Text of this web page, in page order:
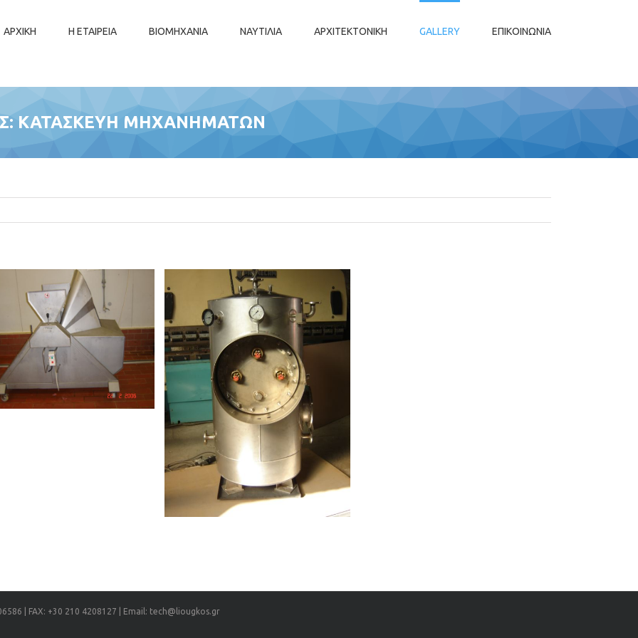
ΑΡΧΙΚΗ Η ΕΤΑΙΡΕΙΑ ΒΙΟΜΗΧΑΝΙΑ ΝΑΥΤΙΛΙΑ ΑΡΧΙΤΕΚΤΟΝΙΚΗ GALLERY ΕΠΙΚΟΙΝΩΝΙΑ
ΚΑΤΑΣΚΕΥΗ ΜΗΧΑΝΗΜΑΤΩΝ
boiler διπλής ενέργειας
| FAX: +30 210 4208127 | Email: tech@liougkos.gr